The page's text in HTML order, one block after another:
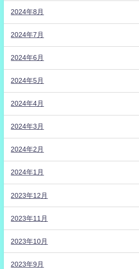
2024年8月
2024年7月
2024年6月
2024年5月
2024年4月
2024年3月
2024年2月
2024年1月
2023年12月
2023年11月
2023年10月
2023年9月